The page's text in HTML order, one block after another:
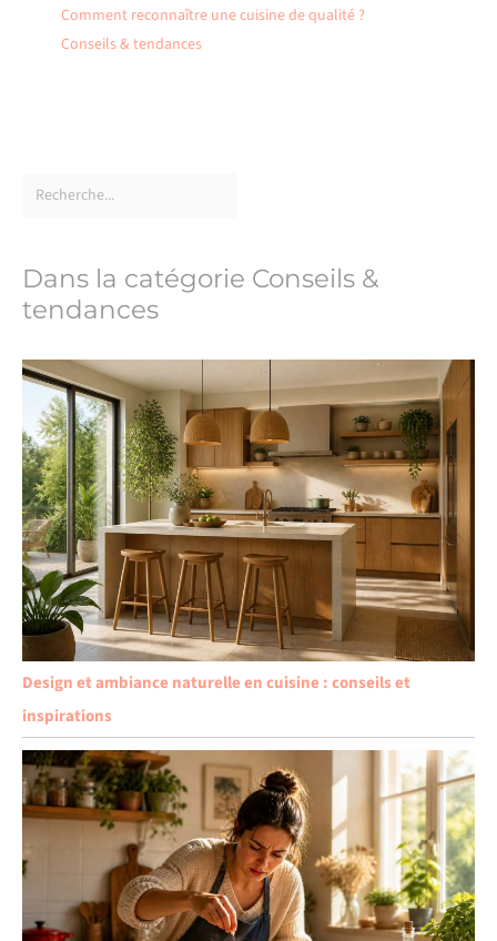
Comment reconnaître une cuisine de qualité ?
Conseils & tendances
Dans la catégorie Conseils &
tendances
Design et ambiance naturelle en cuisine : conseils et
inspirations